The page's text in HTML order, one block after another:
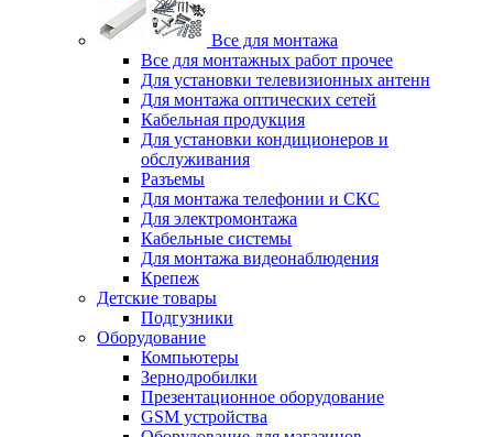
Все для монтажа
Все для монтажных работ прочее
Для установки телевизионных антенн
Для монтажа оптических сетей
Кабельная продукция
Для установки кондиционеров и
обслуживания
Разъемы
Для монтажа телефонии и СКС
Для электромонтажа
Кабельные системы
Для монтажа видеонаблюдения
Крепеж
Детские товары
Подгузники
Оборудование
Компьютеры
Зернодробилки
Презентационное оборудование
GSM устройства